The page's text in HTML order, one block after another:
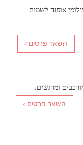
למצוא צילומי אופנה לשמות
ומרגשים.